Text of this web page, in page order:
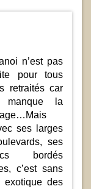
n’est pas
pour tous
retraités car
la
ses larges
ses
bordés
c’est sans
des